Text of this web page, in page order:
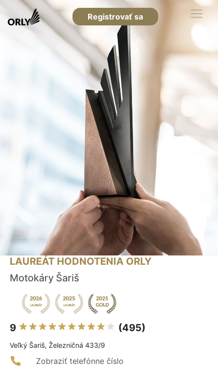
Registrovať sa
LAUREÁT HODNOTENIA ORLY
Motokáry Šariš
9 (495)
Veľký Šariš, Železničná 433/9
Zobraziť telefónne číslo